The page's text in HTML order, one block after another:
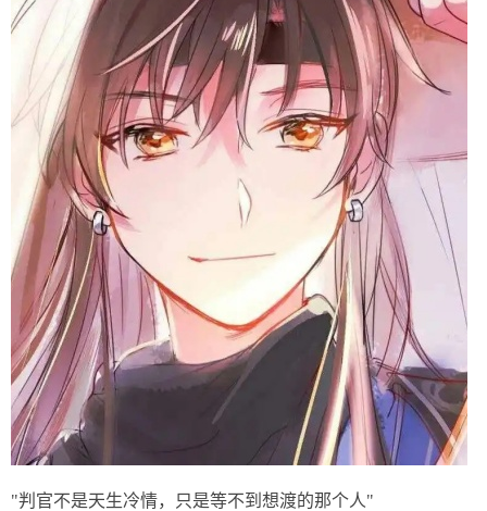
"判官不是天生冷情，只是等不到想渡的那个人"